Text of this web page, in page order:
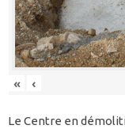
« ‹
Le Centre en